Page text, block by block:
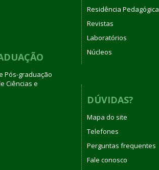
Pós-graduação
Ciências e
Residência Pedagógica
Revistas
Laboratórios
Núcleos
DÚVIDAS?
Mapa do site
Telefones
Perguntas frequentes
Fale conosco